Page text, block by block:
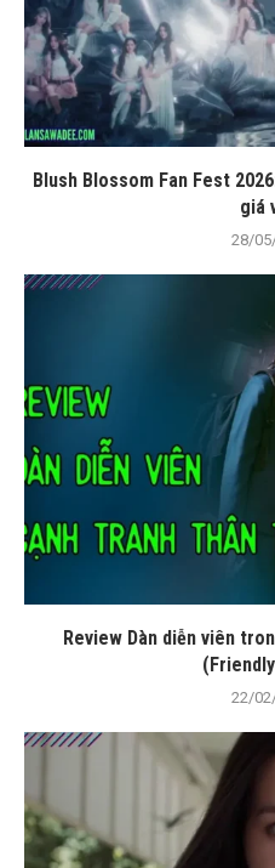
Blush Blossom Fan Fest
giá
28/
Review Dàn diễn viên
22/